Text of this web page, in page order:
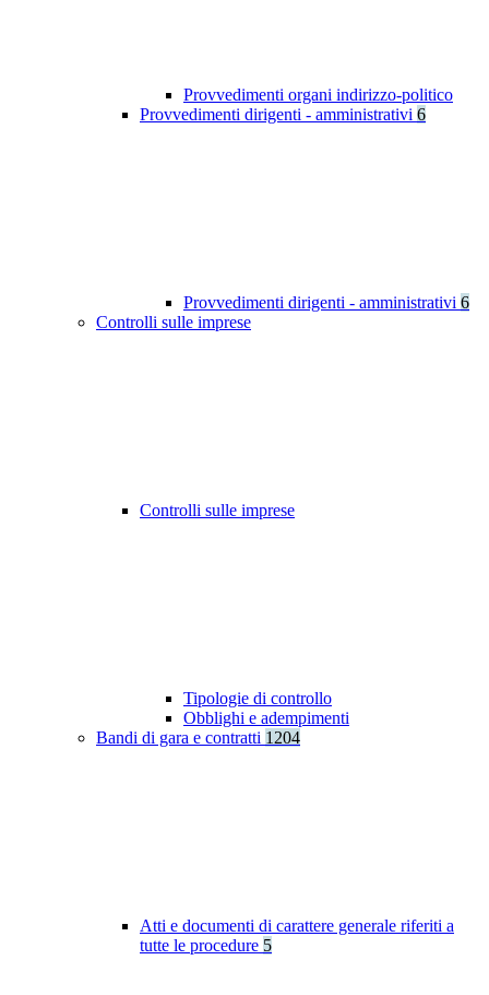
Provvedimenti organi indirizzo-politico
Provvedimenti dirigenti - amministrativi 6
Provvedimenti dirigenti - amministrativi 6
Controlli sulle imprese
Controlli sulle imprese
Tipologie di controllo
Obblighi e adempimenti
Bandi di gara e contratti 1204
Atti e documenti di carattere generale riferiti a
tutte le procedure 5